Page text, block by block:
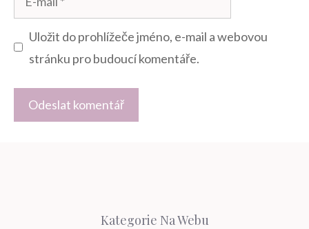
mail
Uložit do prohlížeče jméno, e-mail a webovou
stránku pro budoucí komentáře.
Kategorie Na Webu